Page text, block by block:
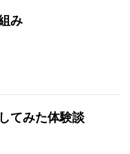
み
てみた体験談